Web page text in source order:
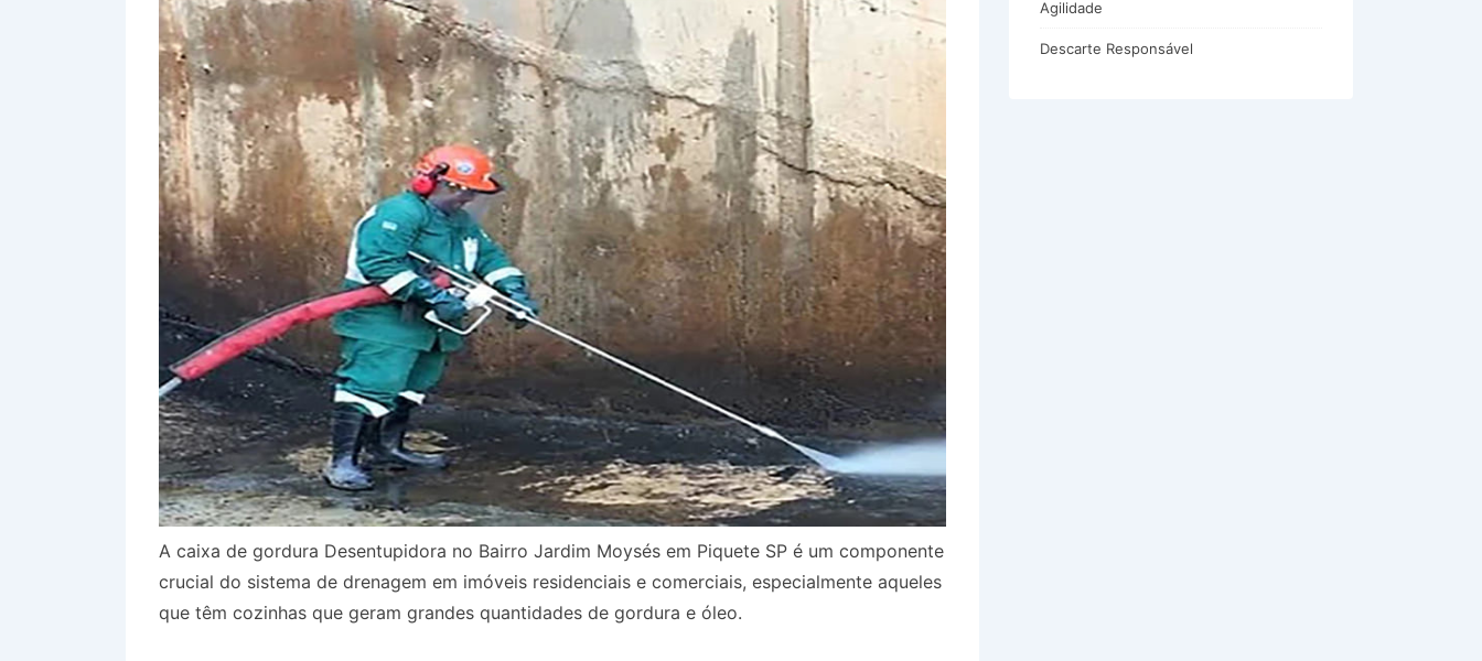
A caixa de gordura Desentupidora no Bairro Jardim Moysés em Piquete SP é um componente
crucial do sistema de drenagem em imóveis residenciais e comerciais, especialmente aqueles
que têm cozinhas que geram grandes quantidades de gordura e óleo.
Agilidade
Descarte Responsável